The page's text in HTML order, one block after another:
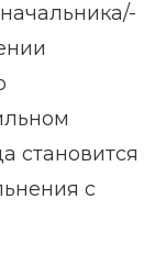
становится
с